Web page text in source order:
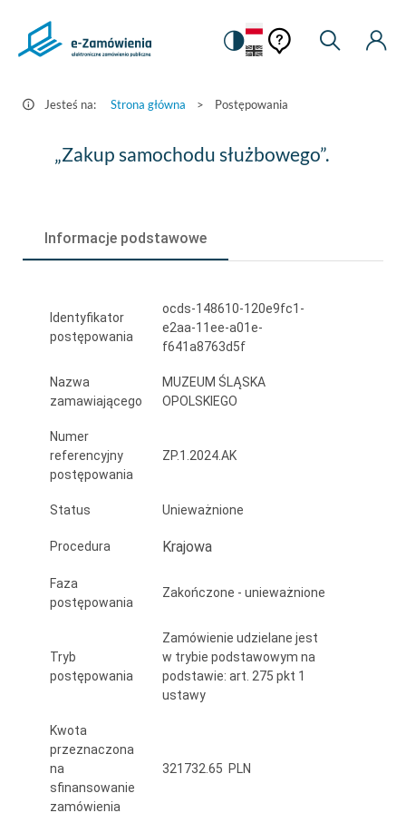
Postępowania
Zamówienia.gov.pl
Zmiana
na
kontrastową
Pomoc
kontekstowa
Pomoc
Moje
Jesteś na: Strona główna > Postępowania
„Zakup
samochodu
„Zakup samochodu służbowego”.
Informacje podstawowe
Identyfikator
postępowania
ocds-148610-120e9fc1-
e2aa-11ee-a01e-
f641a8763d5f
Nazwa
zamawiającego
MUZEUM ŚLĄSKA
OPOLSKIEGO
Numer
referencyjny
postępowania
ZP.1.2024.AK
Status Unieważnione
Procedura Krajowa
Faza
postępowania
Zakończone - unieważnione
Tryb
postępowania
Zamówienie udzielane jest
w trybie podstawowym na
podstawie: art. 275 pkt 1
ustawy
Kwota
przeznaczona
na
sfinansowanie
zamówienia
321732.65 PLN